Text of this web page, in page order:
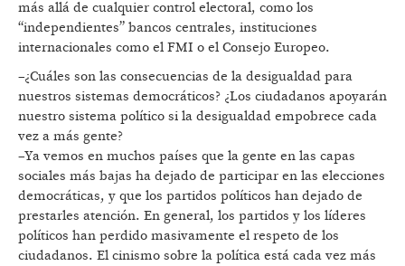
más allá de cualquier control electoral, como los
“independientes” bancos centrales, instituciones
internacionales como el FMI o el Consejo Europeo.
–¿Cuáles son las consecuencias de la desigualdad para
nuestros sistemas democráticos? ¿Los ciudadanos apoyarán
nuestro sistema político si la desigualdad empobrece cada
vez a más gente?
–Ya vemos en muchos países que la gente en las capas
sociales más bajas ha dejado de participar en las elecciones
democráticas, y que los partidos políticos han dejado de
prestarles atención. En general, los partidos y los líderes
políticos han perdido masivamente el respeto de los
ciudadanos. El cinismo sobre la política está cada vez más